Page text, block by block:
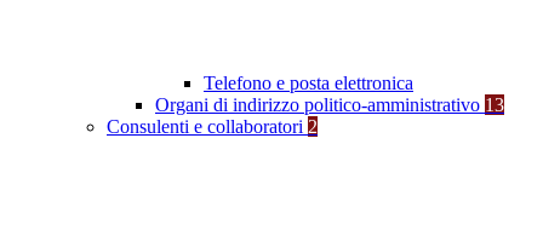
Telefono e posta elettronica
Organi di indirizzo politico-amministrativo 13
Consulenti e collaboratori 2